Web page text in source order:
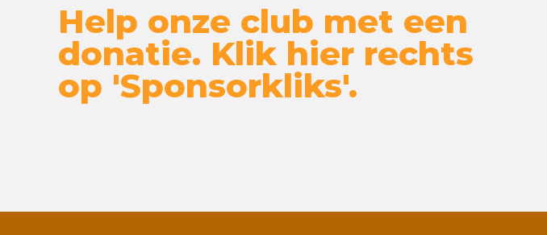
Help onze club met een
donatie. Klik hier rechts
op 'Sponsorkliks'.